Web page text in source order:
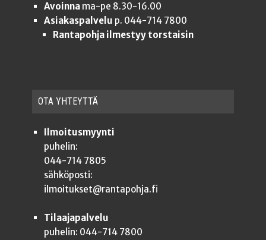
Avoinnama-pe 8.30-16.00
Asiakaspalvelu p. 044-714 7800
Rantapohja ilmestyy torstaisin
OTA YHTEYT­TÄ
Ilmoitusmyynti
puhelin:
044-714 7805
sähköposti:
ilmoitukset@rantapohja.fi
Tilaajapalvelu
puhelin: 044-714 7800